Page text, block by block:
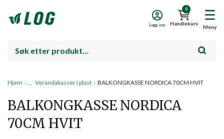
Meny
0
Handlekurv
Logg inn
Hjem › Verandakasser i plast › BALKONGKASSE NORDICA 70CM HVIT
BALKONGKASSE NORDICA
70CM HVIT